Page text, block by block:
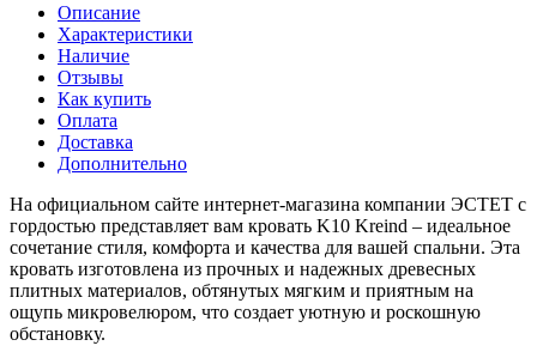
Описание
Характеристики
Наличие
Отзывы
Как купить
Оплата
Доставка
Дополнительно
На официальном сайте интернет-магазина компании ЭСТЕТ с
гордостью представляет вам кровать K10 Kreind – идеальное
сочетание стиля, комфорта и качества для вашей спальни. Эта
кровать изготовлена из прочных и надежных древесных
плитных материалов, обтянутых мягким и приятным на
ощупь микровелюром, что создает уютную и роскошную
обстановку.